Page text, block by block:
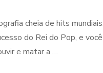
cheia de hits
do Rei do Pop, e
e matar a …